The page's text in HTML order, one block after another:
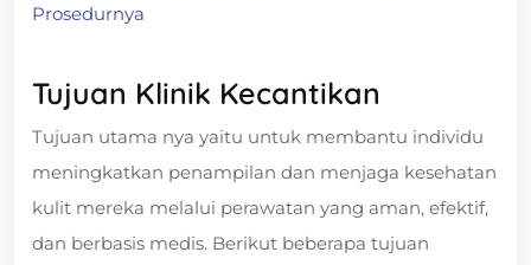
Prosedurnya
Tujuan Klinik Kecantikan
Tujuan utama nya yaitu untuk membantu individu
meningkatkan penampilan dan menjaga kesehatan
kulit mereka melalui perawatan yang aman, efektif,
dan berbasis medis. Berikut beberapa tujuan